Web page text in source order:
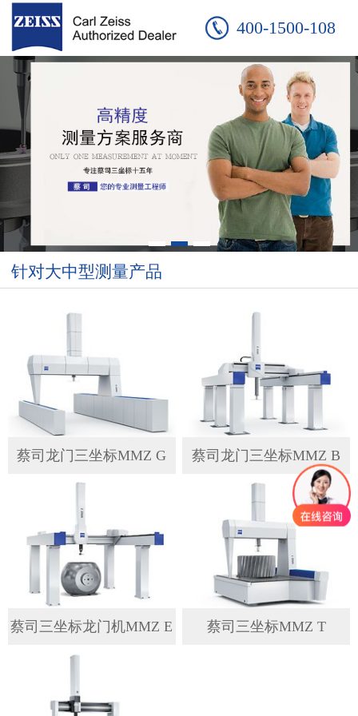
400-1500-108
针对大中型测量产品
蔡司龙门三坐标MMZ G 蔡司龙门三坐标MMZ B
蔡司三坐标龙门机MMZ E 蔡司三坐标MMZ T